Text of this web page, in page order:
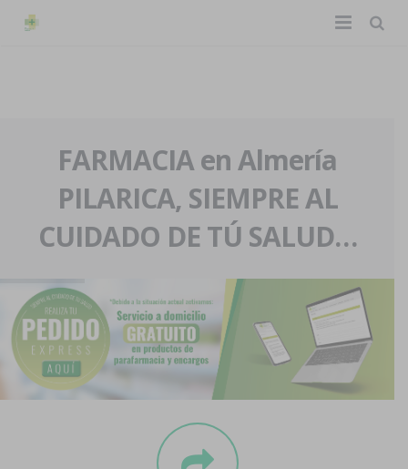
La farmacia
Nuestra historia
Nuestro equipo
Eventos
Servicios y reservas
Pedidos express
Blog
Contacto
Boletín
FARMACIA en Almería
PILARICA, SIEMPRE AL
CUIDADO DE TÚ SALUD…